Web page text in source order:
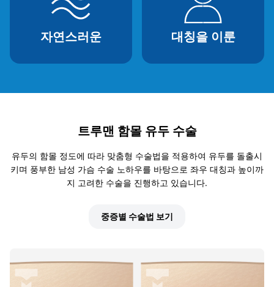
자연스러운 대칭을 이룬
트루맨 함몰 유두 수술
유두의 함몰 정도에 따라 맞춤형 수술법을 적용하여 유두를 돌출시
키며 풍부한 남성 가슴 수술 노하우를 바탕으로 좌우 대칭과 높이까
지 고려한 수술을 진행하고 있습니다.
중증별 수술법 보기